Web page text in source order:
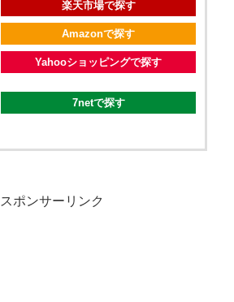
楽天市場で探す
Amazonで探す
Yahooショッピングで探す
7netで探す
スポンサーリンク